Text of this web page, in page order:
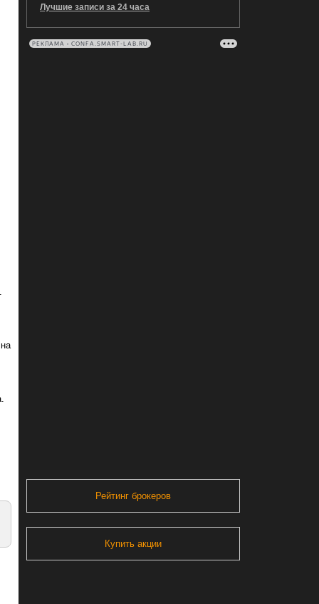
Лучшие записи за 24 часа
РЕКЛАМА • CONFA.SMART-LAB.RU
Рейтинг брокеров
Купить акции